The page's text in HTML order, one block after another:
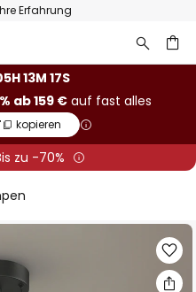
Erfahrung
13M 16S
ab 159 €auf fast alles
kopieren
zu -70%